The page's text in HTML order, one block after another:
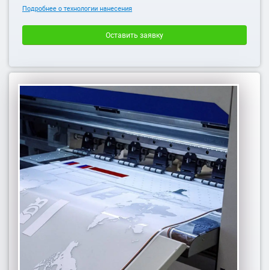
Подробнее о технологии нанесения
Оставить заявку